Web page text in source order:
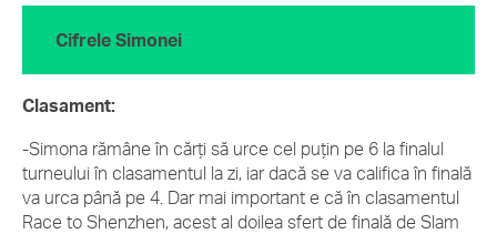
Cifrele Simonei
Clasament:
-Simona rămâne în cărți să urce cel puțin pe 6 la finalul
turneului în clasamentul la zi, iar dacă se va califica în finală
va urca până pe 4. Dar mai important e că în clasamentul
Race to Shenzhen, acest al doilea sfert de finală de Slam